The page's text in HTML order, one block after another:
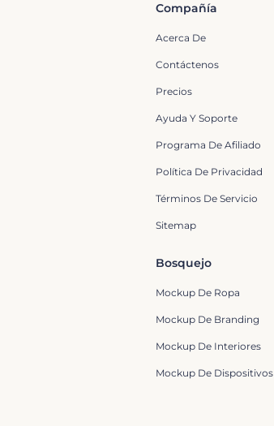
Compañía
Acerca De
Contáctenos
Precios
Ayuda Y Soporte
Programa De Afiliado
Política De Privacidad
Términos De Servicio
Sitemap
Bosquejo
Mockup De Ropa
Mockup De Branding
Mockup De Interiores
Mockup De Dispositivos